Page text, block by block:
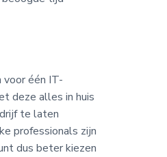
voor één IT-
deze alles in huis
te laten
professionals zijn
dus beter kiezen